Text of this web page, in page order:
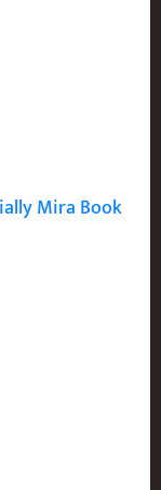
Mira Book